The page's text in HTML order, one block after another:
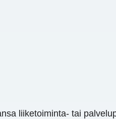
liiketoiminta- tai